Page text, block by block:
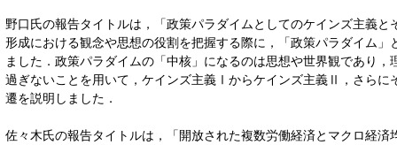
野口氏の報告タイトルは，「政策パラダイムとしてのケインズ主義
形成における観念や思想の役割を把握する際に，「政策パラダイム」
ました．政策パラダイムの「中核」になるのは思想や世界観であり
過ぎないことを用いて，ケインズ主義Ⅰからケインズ主義Ⅱ，さらに
遷を説明しました．
佐々木氏の報告タイトルは，「開放された複数労働経済とマクロ経済